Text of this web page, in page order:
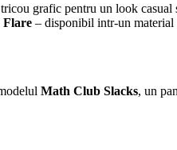
grafic pentru un look
– disponibil intr-un material
Math Club Slacks, un